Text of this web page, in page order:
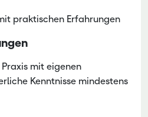
praktischen Erfahrungen
mit eigenen
Kenntnisse mindestens